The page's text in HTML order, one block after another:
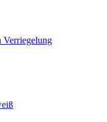
Verriegelung